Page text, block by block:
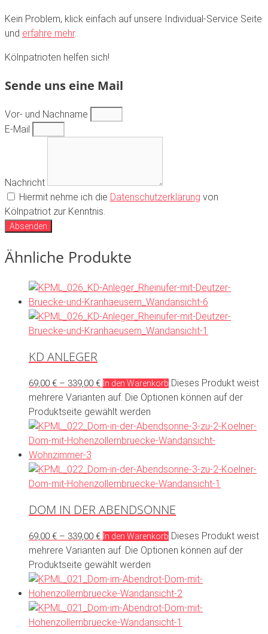
Kein Problem, klick einfach auf unsere Individual-Service Seite
und erfahre mehr.
Kölnpatrioten helfen sich!
Sende uns eine Mail
Vor- und Nachname
E-Mail
Nachricht
Hiermit nehme ich die Datenschutzerklärung von
Kölnpatriot zur Kenntnis.
Absenden
Ähnliche Produkte
KD ANLEGER
69,00 € – 339,00 € In den Warenkorb Dieses Produkt weist
mehrere Varianten auf. Die Optionen können auf der
Produktseite gewählt werden
DOM IN DER ABENDSONNE
69,00 € – 339,00 € In den Warenkorb Dieses Produkt weist
mehrere Varianten auf. Die Optionen können auf der
Produktseite gewählt werden